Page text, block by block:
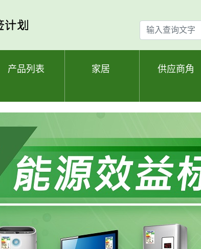
输
入
查
产品列表 家居 供应商角